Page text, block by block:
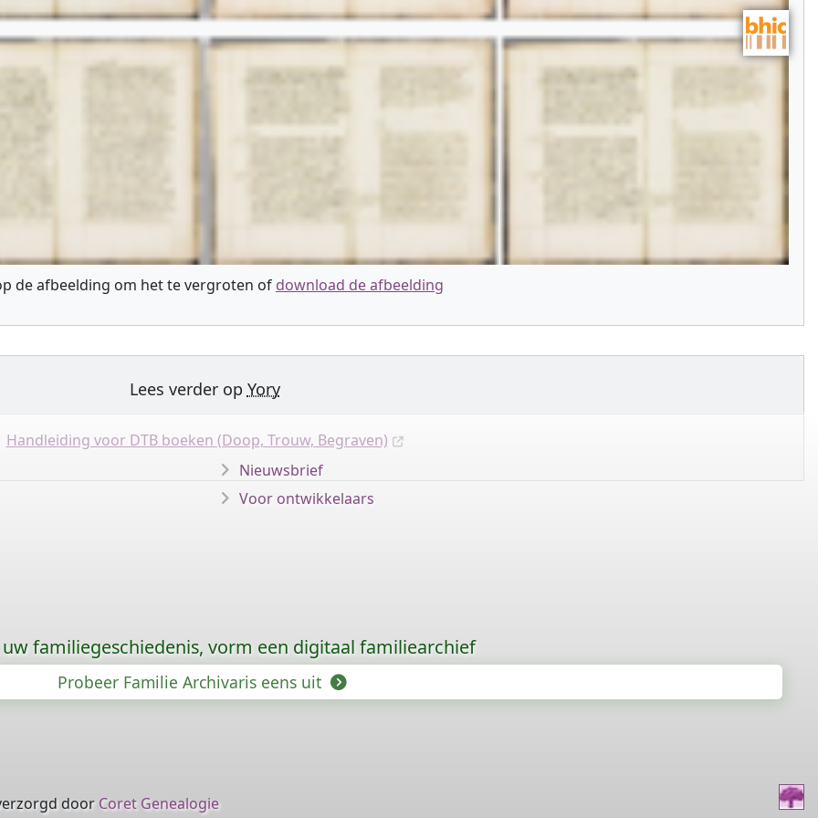
de afbeelding om het te vergroten of download de afbeelding
Lees verder op Yory
Handleiding voor DTB boeken (Doop, Trouw, Begraven)
Nieuwsbrief
Voor ontwikkelaars
familiegeschiedenis, vorm een digitaal familiearchief
Probeer Familie Archivaris eens uit
door Coret Genealogie